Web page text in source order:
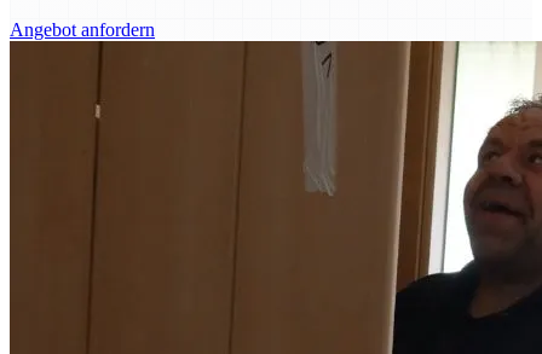
Angebot anfordern